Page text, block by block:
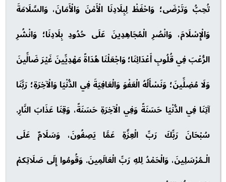
تُحِبُّ وَتَرْضَى؛ وَاحْفَظْ لِبِلَادِنَا الْأَمْنَ وَالْأَمَانَ، وَالسَّلَامَةَ
وَالْإِسْلَامَ، وَانْصُرِ الْمُجَاهِدِينَ عَلَى حُدُودِ بِلَادِنَا؛ وَانْشُرِ
الرُّعْبَ فِي قُلُوبِ أَعْدَائِنَا؛ وَاجْعَلْنَا هُدَاةً مَهْدِيِّينَ غَيْرَ ضَالِّينَ
وَلَا مُضِلِّينَ؛ وَنَسْأَلُهُ الْعَفْوَ وَالْعَافِيَةَ فِي الدُّنْيَا وَالْآخِرَةِ؛ رَبَّنَا
آتِنَا فِي الدُّنْيَا حَسَنَةً وَفِي الْآخِرَةِ حَسَنَةً، وَقِنَا عَذَابَ النَّارِ.
سُبْحَانَ رَبِّكَ رَبِّ الْعِزَّةِ عَمَّا يَصِفُونَ، وَسَلَامٌ عَلَى
الْـمُرْسَلِينَ، وَالْحَمْدُ لِلهِ رَبِّ الْعَالَمِينَ. وَقُومُوا إِلَى صَلَاتِكمْ